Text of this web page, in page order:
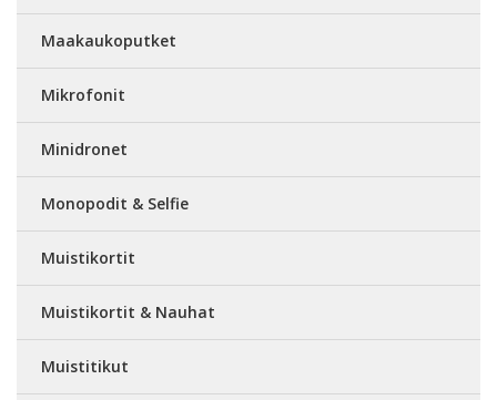
Maakaukoputket
Mikrofonit
Minidronet
Monopodit & Selfie
Muistikortit
Muistikortit & Nauhat
Muistitikut